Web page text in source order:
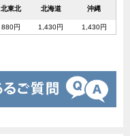
北東北 北海道 沖縄
880円 1,430円 1,430円